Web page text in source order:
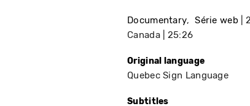
Documentary Série web
Canada
25:26
Original language
Quebec Sign Language
Subtitles